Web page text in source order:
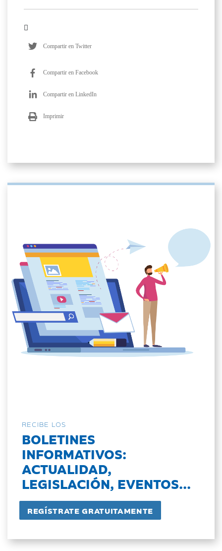
Compartir en Twitter
Compartir en Facebook
Compartir en LinkedIn
Imprimir
RECIBE LOS
BOLETINES
INFORMATIVOS:
ACTUALIDAD,
LEGISLACIÓN, EVENTOS...